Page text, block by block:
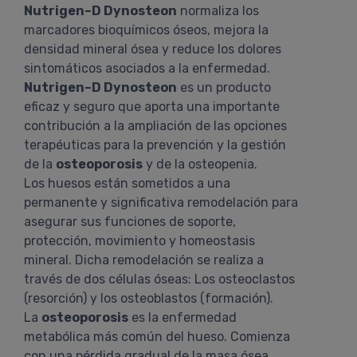
Nutrigen–D Dynosteon normaliza los
marcadores bioquímicos óseos, mejora la
densidad mineral ósea y reduce los dolores
sintomáticos asociados a la enfermedad.
Nutrigen–D Dynosteon es un producto
eficaz y seguro que aporta una importante
contribución a la ampliación de las opciones
terapéuticas para la prevención y la gestión
de la osteoporosis y de la osteopenia.
Los huesos están sometidos a una
permanente y significativa remodelación para
asegurar sus funciones de soporte,
protección, movimiento y homeostasis
mineral. Dicha remodelación se realiza a
través de dos células óseas: Los osteoclastos
(resorción) y los osteoblastos (formación).
La osteoporosis es la enfermedad
metabólica más común del hueso. Comienza